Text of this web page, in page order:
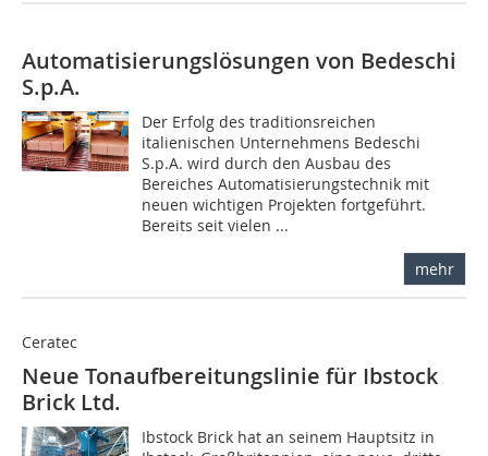
Automatisierungslösungen von Bedeschi
S.p.A.
Der Erfolg des traditionsreichen
italienischen Unternehmens Bedeschi
S.p.A. wird durch den Ausbau des
Bereiches Automatisierungstechnik mit
neuen wichtigen Projekten fortgeführt.
Bereits seit vielen ...
mehr
Ceratec
Neue Tonaufbereitungslinie für Ibstock
Brick Ltd.
Ibstock Brick hat an seinem Hauptsitz in